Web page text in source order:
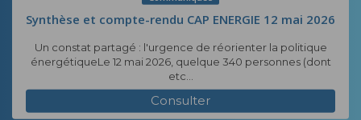
Synthèse et compte-rendu CAP ENERGIE 12 mai 2026
Un constat partagé : l'urgence de réorienter la politique
énergétiqueLe 12 mai 2026, quelque 340 personnes (dont
etc...
Consulter